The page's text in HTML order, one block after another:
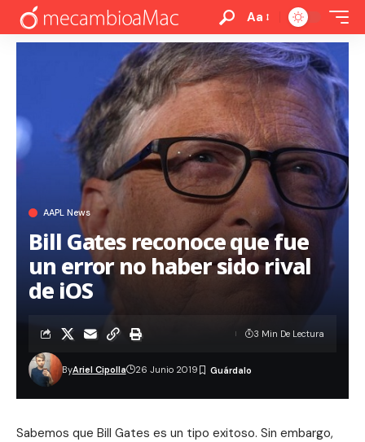
Aa
AAPL News
Bill Gates reconoce que fue
un error no haber sido rival
de iOS
ByAriel Cipolla 26 Junio 2019
3 Min De Lectura
Sabemos que Bill Gates es un tipo exitoso. Sin embargo,